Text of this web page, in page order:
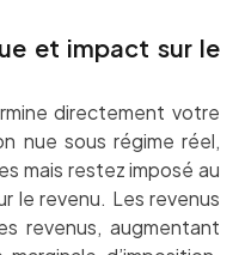
et impact sur le
directement votre
nue sous régime réel,
mais restez imposé au
le revenu. Les revenus
revenus, augmentant